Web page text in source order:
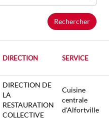
Rechercher
DIRECTION SERVICE
DIRECTION DE
LA
RESTAURATION
COLLECTIVE
Cuisine
centrale
d'Alfortville